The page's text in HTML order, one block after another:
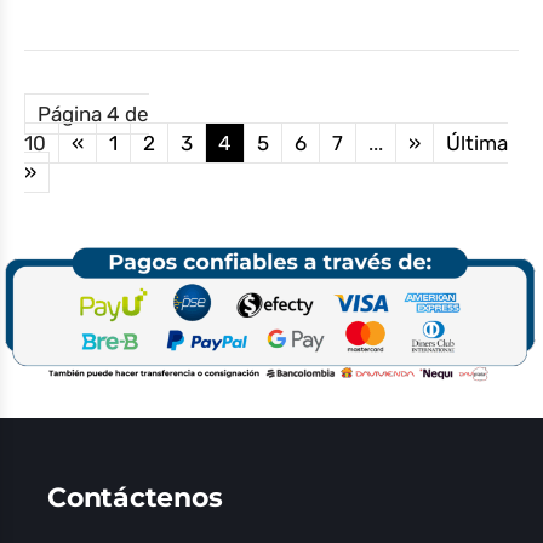
Página 4 de
10
« 1 2 3 4 5 6 7 ... »
Última
»
Contáctenos